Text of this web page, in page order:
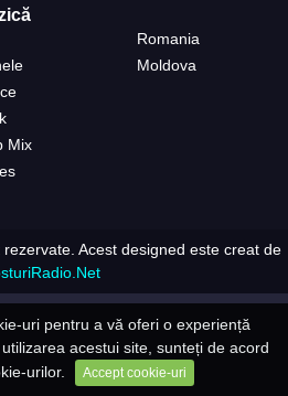
Mix
Romania
Moldova
Acest designed este creat de
uri pentru a vă oferi o experiență
acestui site, sunteți de acord
urilor.
Accept cookie-uri